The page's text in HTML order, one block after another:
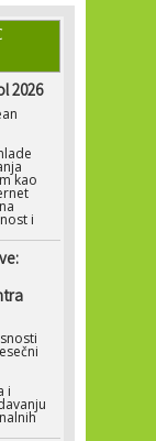
2026
kao
i
i